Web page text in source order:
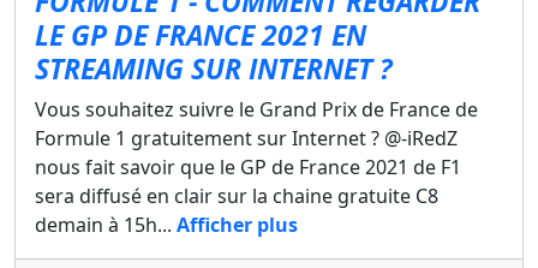
LE GP DE FRANCE 2021 EN
STREAMING SUR INTERNET ?
Vous souhaitez suivre le Grand Prix de France de
Formule 1 gratuitement sur Internet ? @-iRedZ
nous fait savoir que le GP de France 2021 de F1
sera diffusé en clair sur la chaine gratuite C8
demain à 15h... Afficher plus